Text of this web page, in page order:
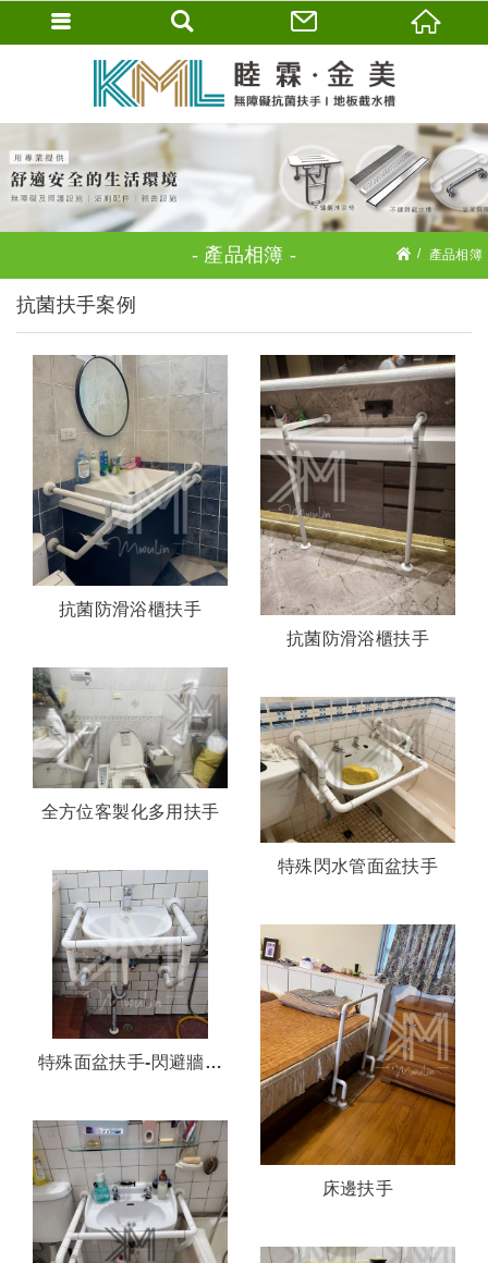
產品相簿 產品相簿
抗菌扶手案例
抗菌防滑浴櫃扶手
抗菌防滑浴櫃扶手
全方位客製化多用扶手
特殊閃水管面盆扶手
特殊面盆扶手-閃避牆壁
床邊扶手